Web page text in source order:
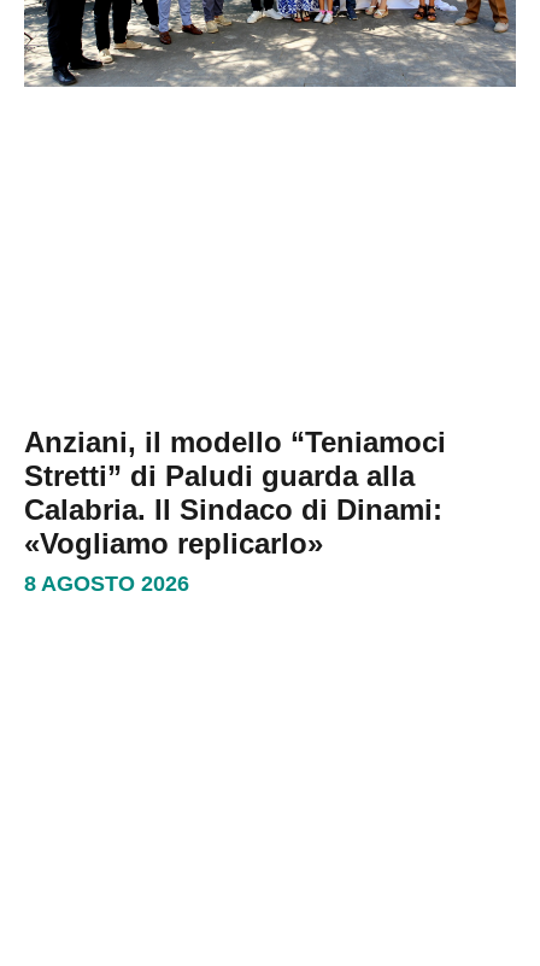
Anziani, il modello “Teniamoci
Stretti” di Paludi guarda alla
Calabria. Il Sindaco di Dinami:
«Vogliamo replicarlo»
8 AGOSTO 2026